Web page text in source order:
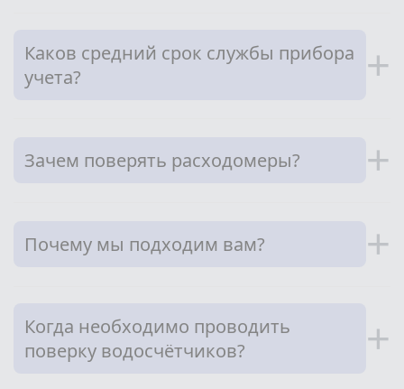
Каков средний срок службы прибора
учета?
+
Зачем поверять расходомеры? +
Почему мы подходим вам? +
Когда необходимо проводить
поверку водосчётчиков?
+